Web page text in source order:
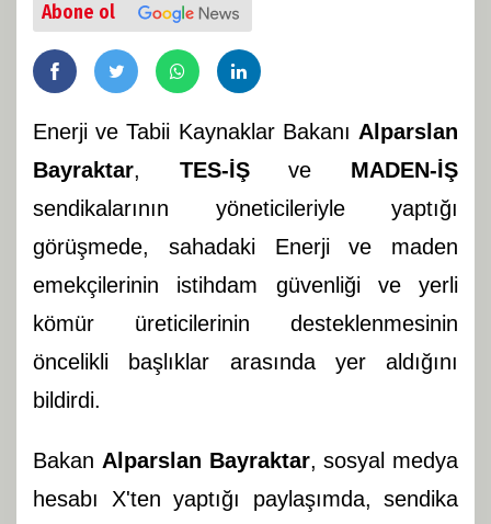
Abone ol
Enerji ve Tabii Kaynaklar Bakanı Alparslan
Bayraktar, TES-İŞve MADEN-İŞ
sendikalarının yöneticileriyle yaptığı
görüşmede, sahadaki Enerji ve maden
emekçilerinin istihdam güvenliği ve yerli
kömür üreticilerinin desteklenmesinin
öncelikli başlıklar arasında yer aldığını
bildirdi.
Bakan Alparslan Bayraktar, sosyal medya
hesabı X'ten yaptığı paylaşımda, sendika